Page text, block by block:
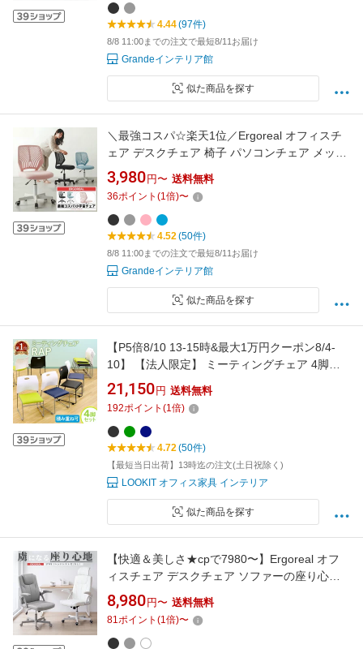
抜群リモートワーク ブラック
4.44(97件)
8/8 11:00までの注文で最短8/11お届け
Grandeインテリア館
似た商品を探す
＼最強コスパ☆楽天1位／Ergoreal オフィスチ
ェア デスクチェア 椅子 パソコンチェア メッシ
ュ 通気性 勉強椅子 無段階昇降 360°回転 頑丈
省スペース コンパクト 布 PCチェア 姿勢サポ
ート ゲーミングチェア おしゃれ 社長椅子 事務
椅子 一年保証 日本企業
3,980 円〜 送料無料
36ポイント (1倍)〜
4.52(50件)
8/8 11:00までの注文で最短8/11お届け
Grandeインテリア館
似た商品を探す
【P5倍8/10 13-15時&最大1万円クーポン8/4-
10】 【法人限定】 ミーティングチェア 4脚セ
ット スタッキングチェア 椅子 スタッキング 会
議用椅子 会議チェア 軽量 積み重ね 会議室 完成
品 セミナー NF-Rap-SC-S4
21,150 円 送料無料
192ポイント (1倍)
4.72(50件)
【最短当日出荷】13時迄の注文(土日祝除く)
LOOKIT オフィス家具 インテリア
似た商品を探す
【快適＆美しさ★cpで7980〜】Ergoreal オフ
ィスチェア デスクチェア ソファーの座り心地
肉厚クッション 跳ね上げ式アームレスト ロッ
キング ワイド座面 PUレザー ハイバック 昇降
回転 疲れにくい PCチェア ワークチェア テレ
ワーク 在宅勤務 おしゃれ 北欧 椅子
8,980 円〜 送料無料
81ポイント (1倍)〜